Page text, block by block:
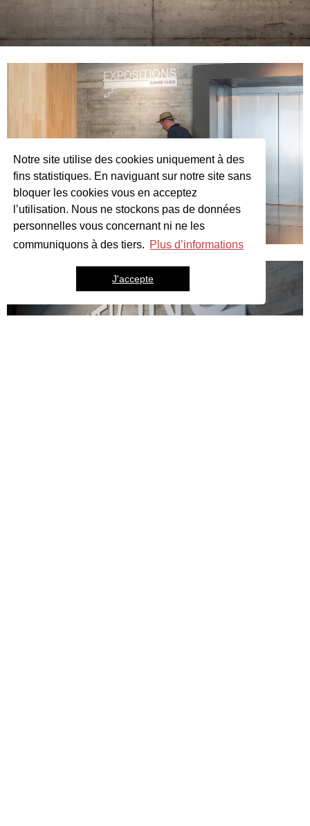
Notre site utilise des cookies uniquement à des
fins statistiques. En naviguant sur notre site sans
bloquer les cookies vous en acceptez
l’utilisation. Nous ne stockons pas de données
personnelles vous concernant ni ne les
communiquons à des tiers. Plus d’informations
J'accepte